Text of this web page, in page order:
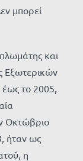
μπορεί
και
Εξωτερικών
το 2005,
Οκτώβριο
ήταν ως
η